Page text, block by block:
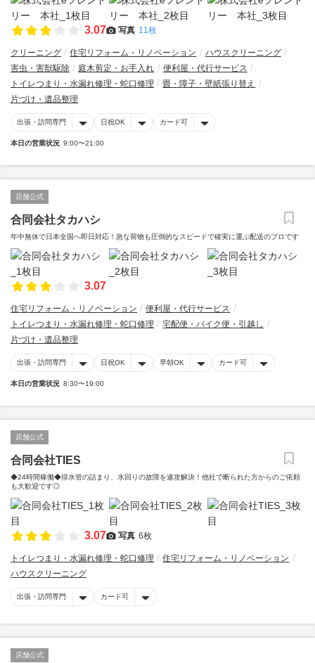
3.07 写真 11枚
クリーニング 住宅リフォーム・リノベーション
ハウスクリーニング
害虫・害獣駆除
庭木剪定・お手入れ
便利屋・代行サービス
トイレつまり・水漏れ修理・蛇口修理
畳・障子・壁紙張り替え
片づけ・遺品整理
出張・訪問専門 日祝OK カード可
本日の営業状況 9:00〜21:00
店舗公式
合同会社タカハシ
年中無休で日本全国へ即日対応！急な荷物も圧倒的なスピードで確実に運ぶ配送のプロです
3.07
住宅リフォーム・リノベーション
便利屋・代行サービス
トイレつまり・水漏れ修理・蛇口修理
宅配便・バイク便・引越し
片づけ・遺品整理
出張・訪問専門 日祝OK 早朝OK カード可
本日の営業状況 8:30〜19:00
店舗公式
合同会社TIES
◆24時間稼働◆排水管の詰まり、水回りの故障を速攻解決！他社で断られた方からのご依頼
も大歓迎です◎
3.07 写真 6枚
トイレつまり・水漏れ修理・蛇口修理
住宅リフォーム・リノベーション
ハウスクリーニング
出張・訪問専門 カード可
店舗公式